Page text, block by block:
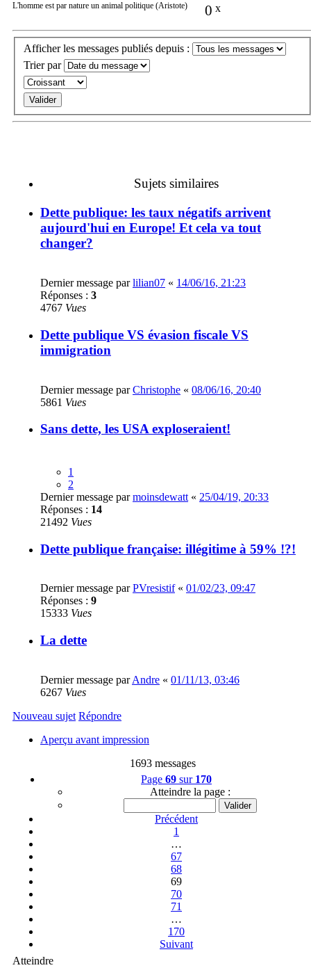
0 x
L'homme est par nature un animal politique (Aristote)
Afficher les messages publiés depuis :
Trier par
Sujets similaires
Dette publique: les taux négatifs arrivent
aujourd'hui en Europe! Et cela va tout
changer?
Dernier message parlilian07 « 14/06/16, 21:23
Réponses : 3
4767 Vues
Dette publique VS évasion fiscale VS
immigration
Dernier message parChristophe « 08/06/16, 20:40
5861 Vues
Sans dette, les USA exploseraient!
1
2
Dernier message parmoinsdewatt « 25/04/19, 20:33
Réponses : 14
21492 Vues
Dette publique française: illégitime à 59% !?!
Dernier message parPVresistif« 01/02/23, 09:47
Réponses : 9
15333 Vues
La dette
Dernier message parAndre « 01/11/13, 03:46
6267 Vues
Nouveau sujet Répondre
Aperçu avant impression
1693 messages
Page 69 sur 170
Atteindre la page :
Précédent
1
…
67
68
69
70
71
…
170
Suivant
Atteindre